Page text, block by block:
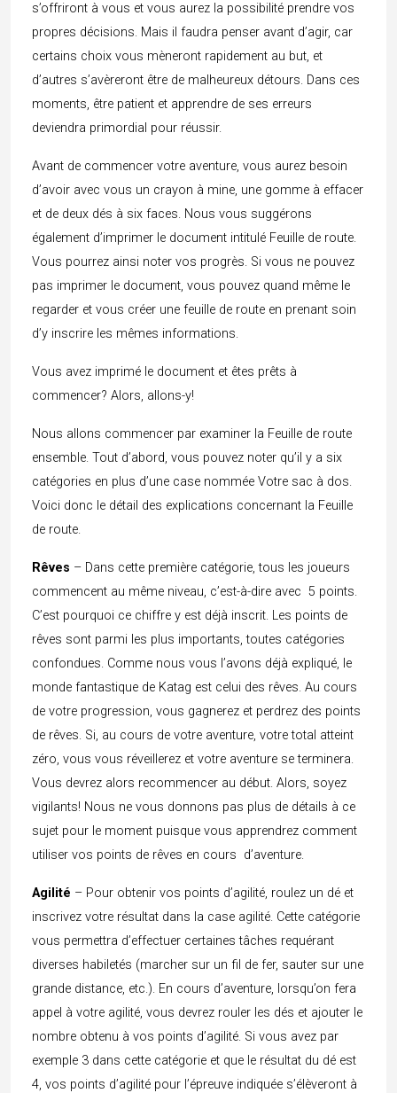
s’offriront à vous et vous aurez la possibilité prendre vos
propres décisions. Mais il faudra penser avant d’agir, car
certains choix vous mèneront rapidement au but, et
d’autres s’avèreront être de malheureux détours. Dans ces
moments, être patient et apprendre de ses erreurs
deviendra primordial pour réussir.
Avant de commencer votre aventure, vous aurez besoin
d’avoir avec vous un crayon à mine, une gomme à effacer
et de deux dés à six faces. Nous vous suggérons
également d’imprimer le document intitulé Feuille de route.
Vous pourrez ainsi noter vos progrès. Si vous ne pouvez
pas imprimer le document, vous pouvez quand même le
regarder et vous créer une feuille de route en prenant soin
d’y inscrire les mêmes informations.
Vous avez imprimé le document et êtes prêts à
commencer? Alors, allons-y!
Nous allons commencer par examiner la Feuille de route
ensemble. Tout d’abord, vous pouvez noter qu’il y a six
catégories en plus d’une case nommée Votre sac à dos.
Voici donc le détail des explications concernant la Feuille
de route.
Rêves – Dans cette première catégorie, tous les joueurs
commencent au même niveau, c’est-à-dire avec 5 points.
C’est pourquoi ce chiffre y est déjà inscrit. Les points de
rêves sont parmi les plus importants, toutes catégories
confondues. Comme nous vous l’avons déjà expliqué, le
monde fantastique de Katag est celui des rêves. Au cours
de votre progression, vous gagnerez et perdrez des points
de rêves. Si, au cours de votre aventure, votre total atteint
zéro, vous vous réveillerez et votre aventure se terminera.
Vous devrez alors recommencer au début. Alors, soyez
vigilants! Nous ne vous donnons pas plus de détails à ce
sujet pour le moment puisque vous apprendrez comment
utiliser vos points de rêves en cours d’aventure.
Agilité – Pour obtenir vos points d’agilité, roulez un dé et
inscrivez votre résultat dans la case agilité. Cette catégorie
vous permettra d’effectuer certaines tâches requérant
diverses habiletés (marcher sur un fil de fer, sauter sur une
grande distance, etc.). En cours d’aventure, lorsqu’on fera
appel à votre agilité, vous devrez rouler les dés et ajouter le
nombre obtenu à vos points d’agilité. Si vous avez par
exemple 3 dans cette catégorie et que le résultat du dé est
4, vos points d’agilité pour l’épreuve indiquée s’élèveront à